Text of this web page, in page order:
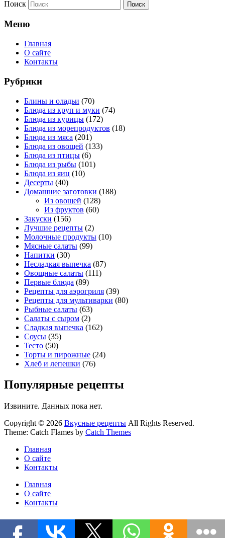
Поиск
Меню
Главная
О сайте
Контакты
Рубрики
Блины и оладьи (70)
Блюда из круп и муки (74)
Блюда из курицы (172)
Блюда из морепродуктов (18)
Блюда из мяса (201)
Блюда из овощей (133)
Блюда из птицы (6)
Блюда из рыбы (101)
Блюда из яиц (10)
Десерты (40)
Домашние заготовки (188)
Из овощей (128)
Из фруктов (60)
Закуски (156)
Лучшие рецепты (2)
Молочные продукты (10)
Мясные салаты (99)
Напитки (30)
Несладкая выпечка (87)
Овощные салаты (111)
Первые блюда (89)
Рецепты для аэрогриля (39)
Рецепты для мультиварки (80)
Рыбные салаты (63)
Салаты с сыром (2)
Сладкая выпечка (162)
Соусы (35)
Тесто (50)
Торты и пирожные (24)
Хлеб и лепешки (76)
Популярные рецепты
Извините. Данных пока нет.
Copyright © 2026 Вкусные рецепты All Rights Reserved.
Theme: Catch Flames by Catch Themes
Главная
О сайте
Контакты
Главная
О сайте
Контакты